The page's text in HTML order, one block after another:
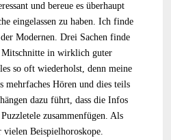
und bereue es überhaupt
eingelassen zu haben. Ich finde
Modernen. Drei Sachen finde
in wirklich guter
so oft wiederholst, denn meine
mehrfaches Hören und dies teils
dazu führt, dass die Infos
zusammenfügen. Als
Beispielhoroskope.